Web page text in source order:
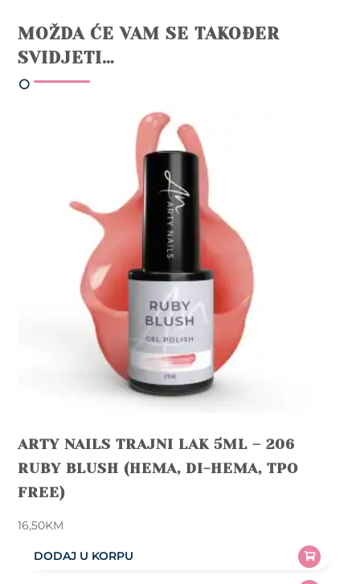
MOŽDA ĆE VAM SE TAKOĐER
SVIDJETI…
ARTY NAILS TRAJNI LAK 5ML – 206
RUBY BLUSH (HEMA, DI-HEMA, TPO
FREE)
16,50KM
DODAJ U KORPU